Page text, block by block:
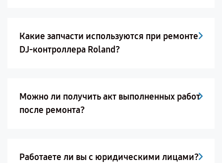
Какие запчасти используются при ремонте
DJ-контроллера Roland?
Можно ли получить акт выполненных работ
после ремонта?
Работаете ли вы с юридическими лицами?